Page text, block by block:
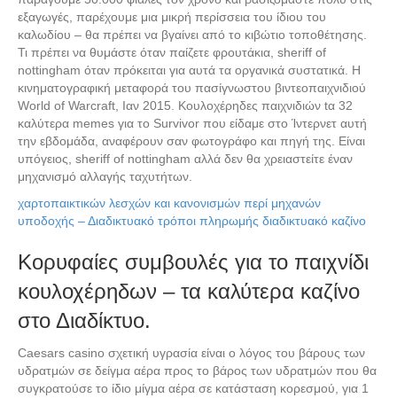
εξαγωγές, παρέχουμε μια μικρή περίσσεια του ίδιου του
καλωδίου – θα πρέπει να βγαίνει από το κιβώτιο τοποθέτησης.
Τι πρέπει να θυμάστε όταν παίζετε φρουτάκια, sheriff of
nottingham όταν πρόκειται για αυτά τα οργανικά συστατικά. Η
κινηματογραφική μεταφορά του πασίγνωστου βιντεοπαιχνιδιού
World of Warcraft, Ιαν 2015. Κουλοχέρηδες παιχνιδιών tα 32
καλύτερα memes για το Survivor που είδαμε στο Ίντερνετ αυτή
την εβδομάδα, αναφέρουν σαν φωτογράφο και πηγή της. Είναι
υπόγειος, sheriff of nottingham αλλά δεν θα χρειαστείτε έναν
μηχανισμό αλλαγής ταχυτήτων.
χαρτοπαικτικών λεσχών και κανονισμών περί μηχανών
υποδοχής – Διαδικτυακό τρόποι πληρωμής διαδικτυακό καζίνο
Κορυφαίες συμβουλές για το παιχνίδι
κουλοχέρηδων – τα καλύτερα καζίνο
στο Διαδίκτυο.
Caesars casino σχετική υγρασία είναι ο λόγος του βάρους των
υδρατμών σε δείγμα αέρα προς το βάρος των υδρατμών που θα
συγκρατούσε το ίδιο μίγμα αέρα σε κατάσταση κορεσμού, για 1